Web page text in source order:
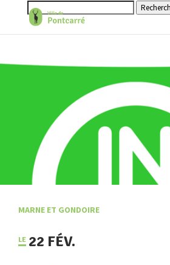
MARNE ET GONDOIRE
22 FÉV.